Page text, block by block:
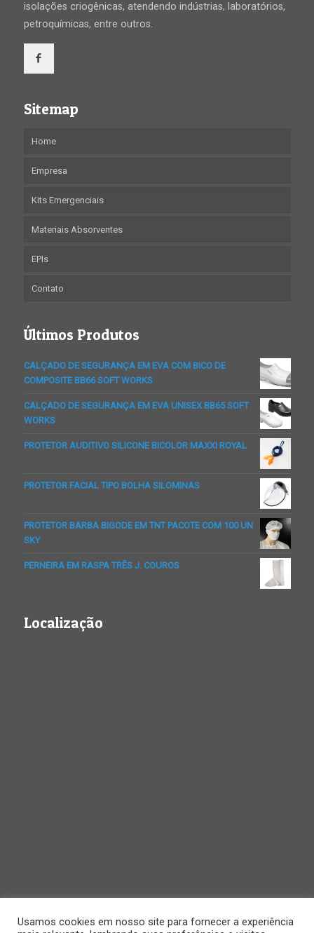
isolações criogênicas, atendendo indústrias, laboratórios,
petroquímicas, entre outros.
Sitemap
Home
Empresa
Kits Emergenciais
Materiais Absorventes
EPIs
Contato
Últimos Produtos
CALÇADO DE SEGURANÇA EM EVA COM BICO DE
COMPOSITE BB66 SOFT WORKS
CALÇADO DE SEGURANÇA EM EVA UNISEX BB65 SOFT
WORKS
PROTETOR AUDITIVO SILICONE BICOLOR MAXXI ROYAL
PROTETOR FACIAL TIPO BOLHA SILOMINAS
PROTETOR BARBA BIGODE EM TNT PACOTE COM 100 UN
SKY
PERNEIRA EM RASPA TRÊS J. COUROS
Localização
Usamos cookies em nosso site para fornecer a experiência